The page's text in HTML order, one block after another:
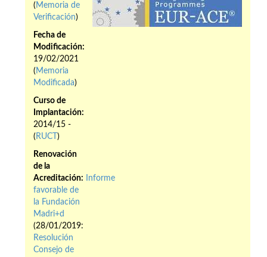
( Memoria de
Verificación)
Fecha de
Modificación:
19/02/2021
( Memoria
Modificada)
Curso de
Implantación:
2014/15 -
( RUCT )
Renovación
de la
Acreditación:
Informe
favorable de
la Fundación
Madri+d
(28/01/2019:
Resolución
Consejo de